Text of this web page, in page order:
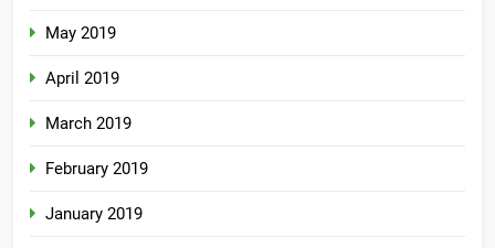
May 2019
April 2019
March 2019
February 2019
January 2019